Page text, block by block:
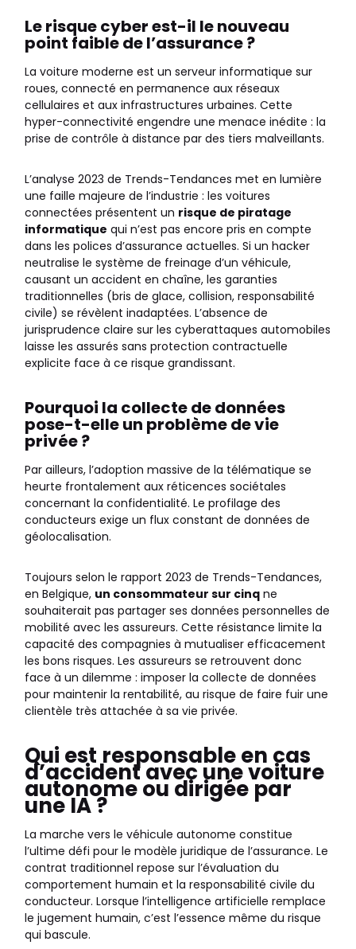
Le risque cyber est-il le nouveau
point faible de l’assurance ?
La voiture moderne est un serveur informatique sur
roues, connecté en permanence aux réseaux
cellulaires et aux infrastructures urbaines. Cette
hyper-connectivité engendre une menace inédite : la
prise de contrôle à distance par des tiers malveillants.
L’analyse 2023 de Trends-Tendances met en lumière
une faille majeure de l’industrie : les voitures
connectées présentent un risque de piratage
informatique qui n’est pas encore pris en compte
dans les polices d’assurance actuelles. Si un hacker
neutralise le système de freinage d’un véhicule,
causant un accident en chaîne, les garanties
traditionnelles (bris de glace, collision, responsabilité
civile) se révèlent inadaptées. L’absence de
jurisprudence claire sur les cyberattaques automobiles
laisse les assurés sans protection contractuelle
explicite face à ce risque grandissant.
Pourquoi la collecte de données
pose-t-elle un problème de vie
privée ?
Par ailleurs, l’adoption massive de la télématique se
heurte frontalement aux réticences sociétales
concernant la confidentialité. Le profilage des
conducteurs exige un flux constant de données de
géolocalisation.
Toujours selon le rapport 2023 de Trends-Tendances,
en Belgique, un consommateur sur cinq ne
souhaiterait pas partager ses données personnelles de
mobilité avec les assureurs. Cette résistance limite la
capacité des compagnies à mutualiser efficacement
les bons risques. Les assureurs se retrouvent donc
face à un dilemme : imposer la collecte de données
pour maintenir la rentabilité, au risque de faire fuir une
clientèle très attachée à sa vie privée.
Qui est responsable en cas
d’accident avec une voiture
autonome ou dirigée par
une IA ?
La marche vers le véhicule autonome constitue
l’ultime défi pour le modèle juridique de l’assurance. Le
contrat traditionnel repose sur l’évaluation du
comportement humain et la responsabilité civile du
conducteur. Lorsque l’intelligence artificielle remplace
le jugement humain, c’est l’essence même du risque
qui bascule.